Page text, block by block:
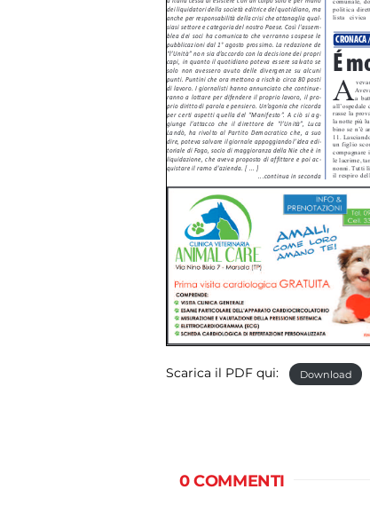
Scarica il PDF qui: Download
0 COMMENTI